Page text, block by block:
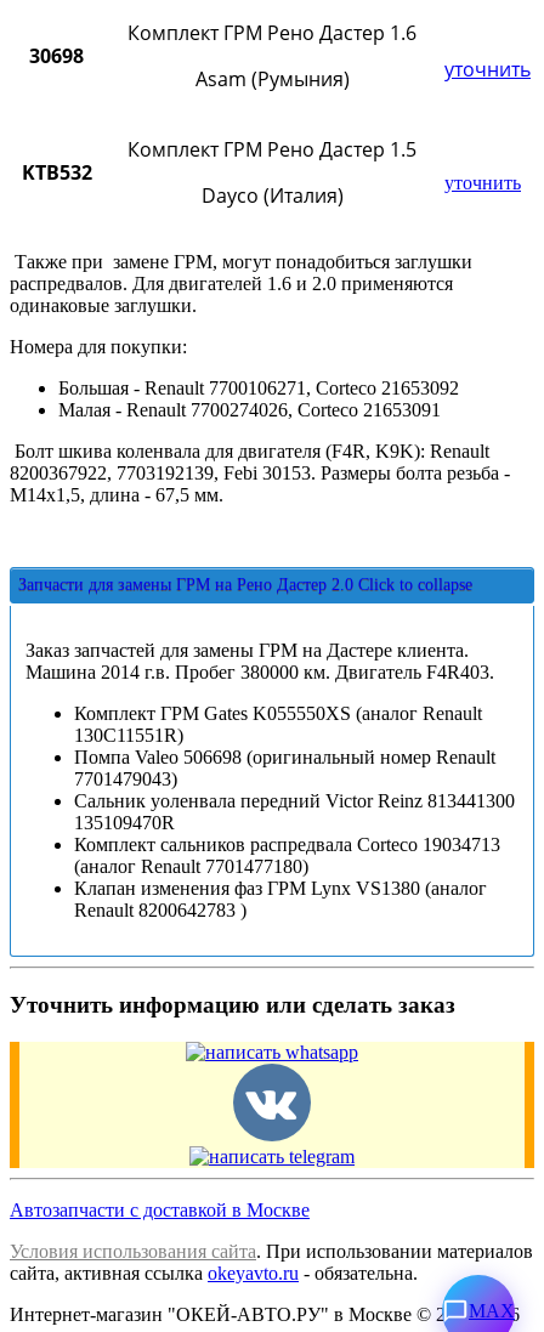
30698
Комплект ГРМ Рено Дастер 1.6
Asam (Румыния)
уточнить
KTB532
Комплект ГРМ Рено Дастер 1.5
Dayco (Италия)
уточнить
Также при замене ГРМ, могут понадобиться заглушки
распредвалов. Для двигателей 1.6 и 2.0 применяются
одинаковые заглушки.
Номера для покупки:
Большая - Renault 7700106271, Corteco 21653092
Малая - Renault 7700274026, Corteco 21653091
Болт шкива коленвала для двигателя (F4R, K9K): Renault
8200367922, 7703192139, Febi 30153. Размеры болта резьба -
М14х1,5, длина - 67,5 мм.
Запчасти для замены ГРМ на Рено Дастер 2.0 Click to collapse
Заказ запчастей для замены ГРМ на Дастере клиента.
Машина 2014 г.в. Пробег 380000 км. Двигатель F4R403.
Комплект ГРМ Gates K055550XS (аналог Renault
130C11551R)
Помпа Valeo 506698 (оригинальный номер Renault
7701479043)
Сальник уоленвала передний Victor Reinz 813441300
135109470R
Комплект сальников распредвала Corteco 19034713
(аналог Renault 7701477180)
Клапан изменения фаз ГРМ Lynx VS1380 (аналог
Renault 8200642783 )
Уточнить информацию или сделать заказ
Автозапчасти с доставкой в Москве
Условия использования сайта. При использовании материалов
сайта, активная ссылка okeyavto.ru - обязательна.
Интернет-магазин "ОКЕЙ-АВТО.РУ" в Москве © 2013-2026
MAX